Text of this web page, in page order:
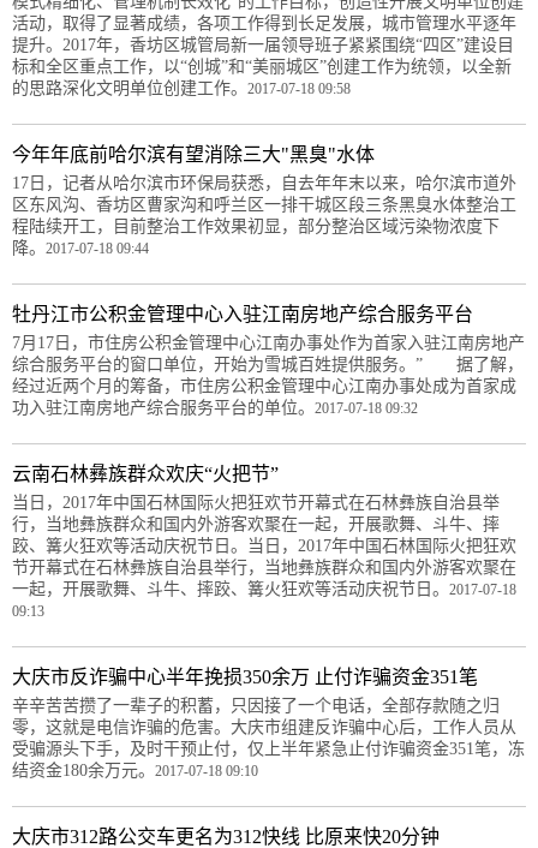
活动，取得了显著成绩，各项工作得到长足发展，城市管理水平逐年
提升。2017年，香坊区城管局新一届领导班子紧紧围绕“四区”建设目
标和全区重点工作，以“创城”和“美丽城区”创建工作为统领，以全新
的思路深化文明单位创建工作。 2017-07-18 09:58
今年年底前哈尔滨有望消除三大"黑臭"水体
17日，记者从哈尔滨市环保局获悉，自去年年末以来，哈尔滨市道外
区东风沟、香坊区曹家沟和呼兰区一排干城区段三条黑臭水体整治工
程陆续开工，目前整治工作效果初显，部分整治区域污染物浓度下
降。 2017-07-18 09:44
牡丹江市公积金管理中心入驻江南房地产综合服务平台
7月17日，市住房公积金管理中心江南办事处作为首家入驻江南房地产
综合服务平台的窗口单位，开始为雪城百姓提供服务。” 据了解，
经过近两个月的筹备，市住房公积金管理中心江南办事处成为首家成
功入驻江南房地产综合服务平台的单位。 2017-07-18 09:32
云南石林彝族群众欢庆“火把节”
当日，2017年中国石林国际火把狂欢节开幕式在石林彝族自治县举
行，当地彝族群众和国内外游客欢聚在一起，开展歌舞、斗牛、摔
跤、篝火狂欢等活动庆祝节日。当日，2017年中国石林国际火把狂欢
节开幕式在石林彝族自治县举行，当地彝族群众和国内外游客欢聚在
一起，开展歌舞、斗牛、摔跤、篝火狂欢等活动庆祝节日。 2017-07-18
09:13
大庆市反诈骗中心半年挽损350余万 止付诈骗资金351笔
辛辛苦苦攒了一辈子的积蓄，只因接了一个电话，全部存款随之归
零，这就是电信诈骗的危害。大庆市组建反诈骗中心后，工作人员从
受骗源头下手，及时干预止付，仅上半年紧急止付诈骗资金351笔，冻
结资金180余万元。 2017-07-18 09:10
大庆市312路公交车更名为312快线 比原来快20分钟